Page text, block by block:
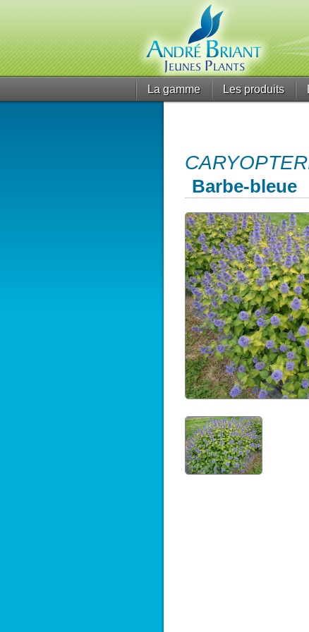
La gamme Les produits
Barbe-bleue